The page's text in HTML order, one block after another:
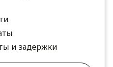
и задержки